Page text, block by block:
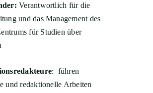
Verantwortlich für die
und das Management des
für Studien über
: führen
und redaktionelle Arbeiten